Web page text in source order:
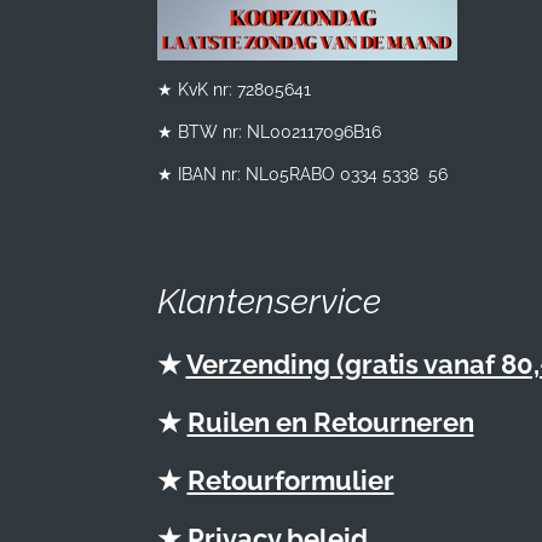
★ KvK nr: 72805641
★ BTW nr: NL002117096B16
★ IBAN nr: NL05RABO 0334 5338 56
Klantenservice
★Verzending (gratis vanaf
★ Ruilen en Retourneren
★ Retourformulier